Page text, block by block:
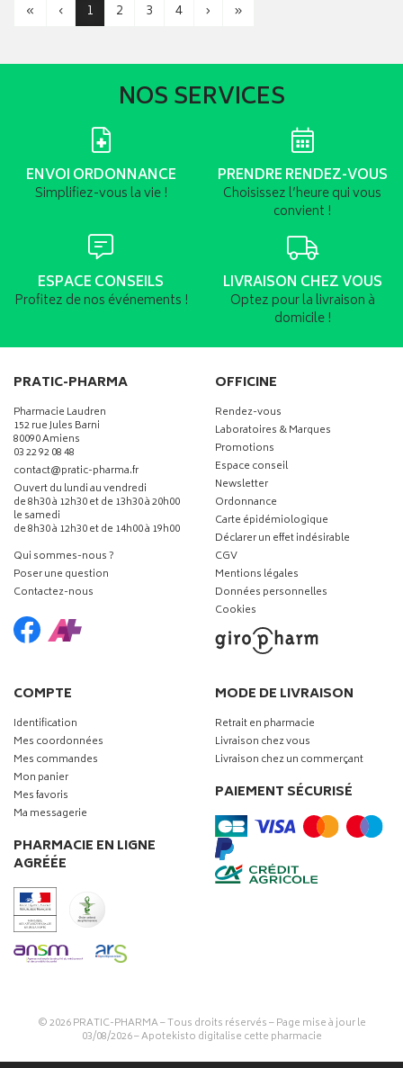
« ‹ 1 2 3 4 › »
NOS SERVICES
ENVOI ORDONNANCE
Simplifiez-vous la vie !
PRENDRE RENDEZ-VOUS
Choisissez l’heure qui vous
convient !
ESPACE CONSEILS
Profitez de nos événements !
LIVRAISON CHEZ VOUS
Optez pour la livraison à
domicile !
PRATIC-PHARMA
Pharmacie Laudren
152 rue Jules Barni
80090 Amiens
03 22 92 08 48
contact-
@-
pratic-pharma.fr
Ouvert du lundi au vendredi
de 8h30 à 12h30 et de 13h30 à 20h00
le samedi
de 8h30 à 12h30 et de 14h00 à 19h00
Qui sommes-nous ?
Poser une question
Contactez-nous
OFFICINE
Rendez-vous
Laboratoires & Marques
Promotions
Espace conseil
Newsletter
Ordonnance
Carte épidémiologique
Déclarer un effet indésirable
CGV
Mentions légales
Données personnelles
Cookies
COMPTE
Identification
Mes coordonnées
Mes commandes
Mon panier
Mes favoris
Ma messagerie
PHARMACIE EN LIGNE
AGRÉÉE
MODE DE LIVRAISON
Retrait en pharmacie
Livraison chez vous
Livraison chez un commerçant
PAIEMENT SÉCURISÉ
© 2026PRATIC-PHARMA– Tous droits réservés – Page mise à jour le
03/08/2026 –Apotekisto digitalise cette pharmacie